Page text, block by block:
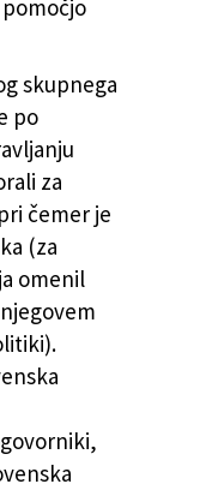
skupnega
po
za
čemer je
(za
omenil